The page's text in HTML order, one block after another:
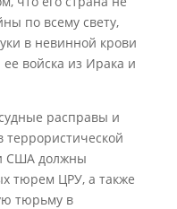
по всему свету,
в невинной крови
войска из Ирака и
расправы и
США должны
тюрем ЦРУ, а также
тюрьму в